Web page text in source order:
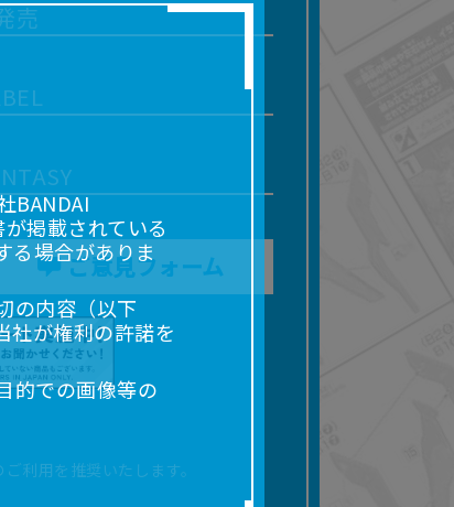
売
ご意見フォーム
利用を推奨いたします。
BANDAI
掲載されている
る場合がありま
の内容（以下
社が権利の許諾を
的での画像等の
合があります。